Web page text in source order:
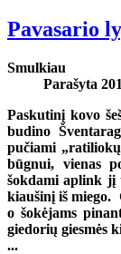
Pavasario
Smulkiau
Parašyta
Paskutinį kovo
budino
pučiami
būgnui, vienas
šokdami aplink jį
kiaušinį iš miego.
o šokėjams
giedorių giesmės
...